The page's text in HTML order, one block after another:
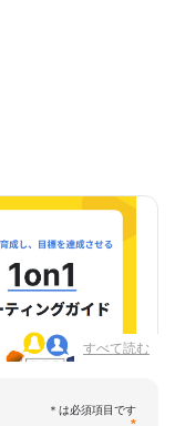
すべて読む